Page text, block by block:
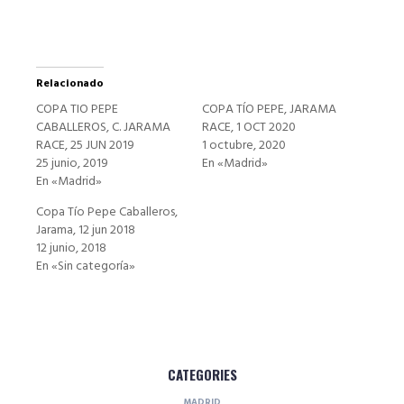
Relacionado
COPA TIO PEPE
CABALLEROS, C. JARAMA
RACE, 25 JUN 2019
25 junio, 2019
En «Madrid»
COPA TÍO PEPE, JARAMA
RACE, 1 OCT 2020
1 octubre, 2020
En «Madrid»
Copa Tío Pepe Caballeros,
Jarama, 12 jun 2018
12 junio, 2018
En «Sin categoría»
CATEGORIES